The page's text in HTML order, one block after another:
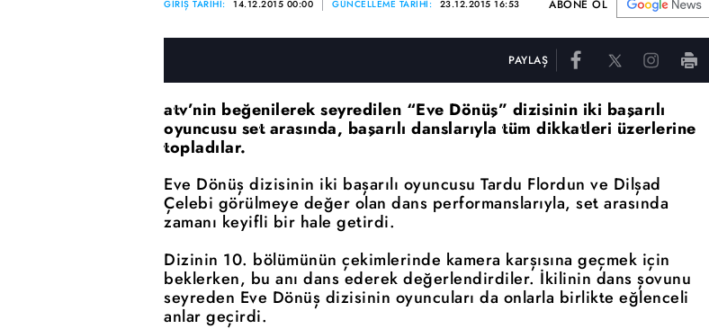
GİRİŞ TARİHİ: 14.12.2015 00:00 GÜNCELLEME TARİHİ: 23.12.2015 16:53 ABONE OL
PAYLAŞ
atv’nin beğenilerek seyredilen “Eve Dönüş” dizisinin iki başarılı
oyuncusu set arasında, başarılı danslarıyla tüm dikkatleri üzerlerine
topladılar.
Eve Dönüş dizisinin iki başarılı oyuncusu Tardu Flordun ve Dilşad
Çelebi görülmeye değer olan dans performanslarıyla, set arasında
zamanı keyifli bir hale getirdi.
Dizinin 10. bölümünün çekimlerinde kamera karşısına geçmek için
beklerken, bu anı dans ederek değerlendirdiler. İkilinin dans şovunu
seyreden Eve Dönüş dizisinin oyuncuları da onlarla birlikte eğlenceli
anlar geçirdi.